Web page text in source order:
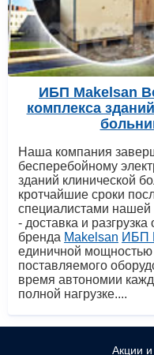
ИБП Makelsan
комплекса
Наша компания
бесперебойному
зданий клинической
кротчайшие сроки
специалистами нашей
- доставка и
бренда Makelsan ИБП
единичной
поставляемого
время автономии
полной нагрузке....
Акции